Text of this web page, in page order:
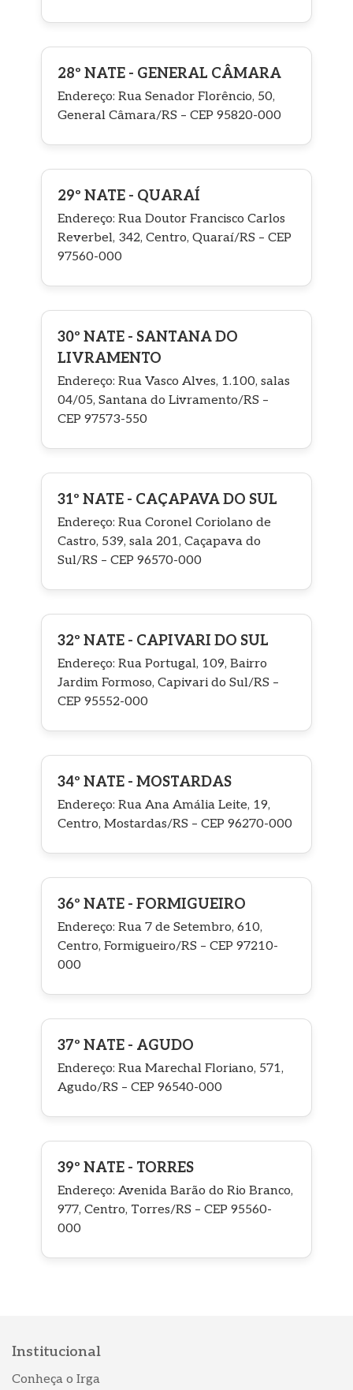
28º NATE - GENERAL CÂMARA
Endereço: Rua Senador Florêncio, 50,
General Câmara/RS – CEP 95820-000
29º NATE - QUARAÍ
Endereço: Rua Doutor Francisco Carlos
Reverbel, 342, Centro, Quaraí/RS – CEP
97560-000
30º NATE - SANTANA DO
LIVRAMENTO
Endereço: Rua Vasco Alves, 1.100, salas
04/05, Santana do Livramento/RS –
CEP 97573-550
31º NATE - CAÇAPAVA DO SUL
Endereço: Rua Coronel Coriolano de
Castro, 539, sala 201, Caçapava do
Sul/RS – CEP 96570-000
32º NATE - CAPIVARI DO SUL
Endereço: Rua Portugal, 109, Bairro
Jardim Formoso, Capivari do Sul/RS –
CEP 95552-000
34º NATE - MOSTARDAS
Endereço: Rua Ana Amália Leite, 19,
Centro, Mostardas/RS – CEP 96270-000
36º NATE - FORMIGUEIRO
Endereço: Rua 7 de Setembro, 610,
Centro, Formigueiro/RS – CEP 97210-
000
37º NATE - AGUDO
Endereço: Rua Marechal Floriano, 571,
Agudo/RS – CEP 96540-000
39º NATE - TORRES
Endereço: Avenida Barão do Rio Branco,
977, Centro, Torres/RS – CEP 95560-
000
Institucional
Conheça o Irga